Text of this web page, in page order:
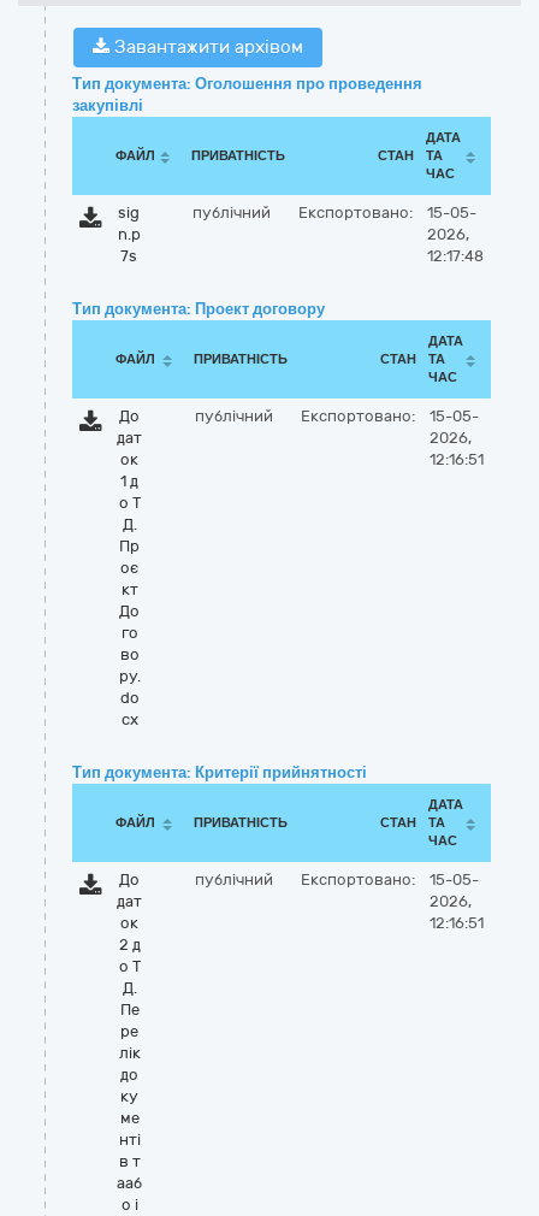
Завантажити архівом
Тип документа: Оголошення про проведення
закупівлі
ФАЙЛ ПРИВАТНІСТЬ СТАН
ДАТА
ТА
ЧАС
sig
n.p
7s
публічний Експортовано:
15-05-
2026,
12:17:48
Тип документа: Проект договору
ФАЙЛ ПРИВАТНІСТЬ СТАН
ДАТА
ТА
ЧАС
До
дат
ок
1 д
о Т
Д.
Пр
оє
кт
До
го
во
ру.
do
cx
публічний Експортовано:
15-05-
2026,
12:16:51
Тип документа: Критерії прийнятності
ФАЙЛ ПРИВАТНІСТЬ СТАН
ДАТА
ТА
ЧАС
До
дат
ок
2 д
о Т
Д.
Пе
ре
лік
до
ку
ме
нті
в т
ааб
о і
публічний Експортовано:
15-05-
2026,
12:16:51